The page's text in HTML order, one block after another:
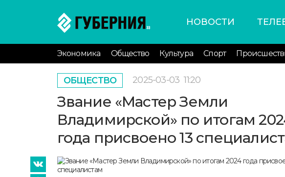
НОВОСТИ
Экономика Общество Культура Спорт
ОБЩЕСТВО 2025-03-03 11:20
Звание «Мастер Земли
Владимирской» по итогам
года присвоено 13